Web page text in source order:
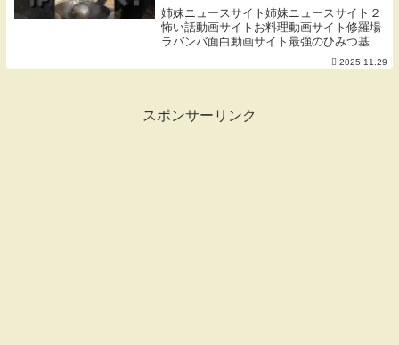
姉妹ニュースサイト姉妹ニュースサイト２
怖い話動画サイトお料理動画サイト修羅場
ラバンバ面白動画サイト最強のひみつ基
地。を作るのと古民家カフェを出すのが夢
の25歳社会人です！TikTokやインスタにも
2025.11.29
スポンサーリンク